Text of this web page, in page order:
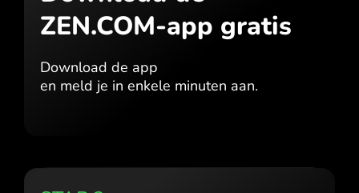
ZEN.COM-app gratis
Download de app
en meld je in enkele minuten aan.